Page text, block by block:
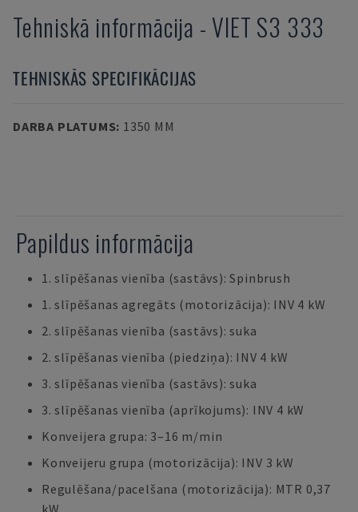
Tehniskā informācija - VIET S3 333
TEHNISKĀS SPECIFIKĀCIJAS
DARBA PLATUMS: 1350 MM
Papildus informācija
1. slīpēšanas vienība (sastāvs): Spinbrush
1. slīpēšanas agregāts (motorizācija): INV 4 kW
2. slīpēšanas vienība (sastāvs): suka
2. slīpēšanas vienība (piedziņa): INV 4 kW
3. slīpēšanas vienība (sastāvs): suka
3. slīpēšanas vienība (aprīkojums): INV 4 kW
Konveijera grupa: 3–16 m/min
Konveijeru grupa (motorizācija): INV 3 kW
Regulēšana/pacelšana (motorizācija): MTR 0,37
kW